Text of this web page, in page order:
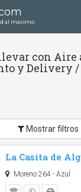
al máximo
con Aire
y Delivery /
Mostrar filtros
La Casita de
Moreno 264 - Azul